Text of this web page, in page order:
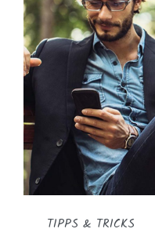
TIPPS & TRICKS